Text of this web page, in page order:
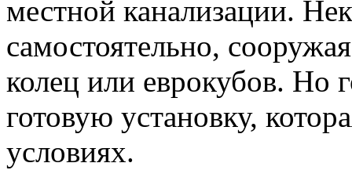
местной канализации.
самостоятельно,
колец или еврокубов. Но
готовую установку,
условиях.